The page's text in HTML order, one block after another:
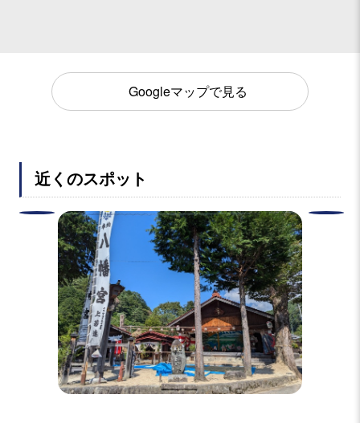
Googleマップで見る
近くのスポット